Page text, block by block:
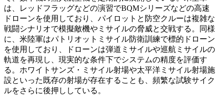
は、レッドフラッグなどの演習でBQMシリーズなどの高速
ドローンを使用しており、パイロットと防空クルーは複雑な
戦闘シナリオで模擬敵機やミサイルの脅威と交戦する。同様
に、米陸軍はパトリオットミサイル防衛訓練で標的ドローン
を使用しており、ドローンは弾道ミサイルや巡航ミサイルの
軌道を再現し、現実的な条件下でシステムの精度を評価す
る。ホワイトサンズ・ミサイル射場や太平洋ミサイル射場施
設といった既存の射場が存在することも、頻繁な試験サイク
ルをさらに後押ししている。